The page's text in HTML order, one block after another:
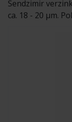
Sendzimir
ca. 18 - 20 µm.